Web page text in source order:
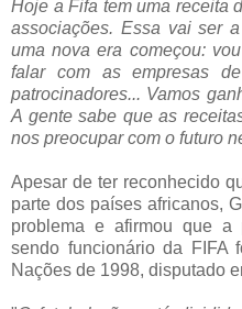
Hoje a Fifa tem uma receita
associações. Essa vai ser
uma nova era começou:
falar com as empresas
patrocinadores... Vamos
A gente sabe que as
nos preocupar com o futuro
Apesar de ter reconhecido
parte dos países africanos,
problema e afirmou que a
sendo funcionário da FIFA
Nações de 1998, disputado